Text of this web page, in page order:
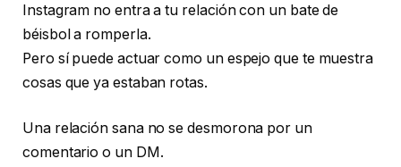
Instagram no entra a tu relación con un bate de
béisbol a romperla.
Pero sí puede actuar como un espejo que te muestra
cosas que ya estaban rotas.
Una relación sana no se desmorona por un
comentario o un DM.